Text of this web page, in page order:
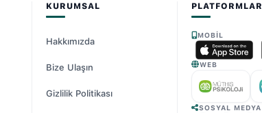
KURUMSAL
Hakkımızda
Bize Ulaşın
Gizlilik Politikası
PLATFORMLAR
MOBIL
WEB
SOSYAL MEDYA